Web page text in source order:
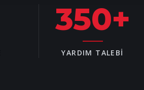
350+
YARDIM TALEBI